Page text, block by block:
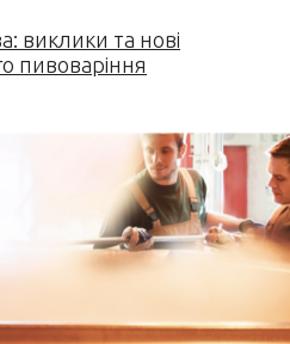
виклики та нові
пивоваріння